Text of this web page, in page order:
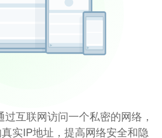
互联网访问一个私密的网络，
实IP地址，提高网络安全和隐